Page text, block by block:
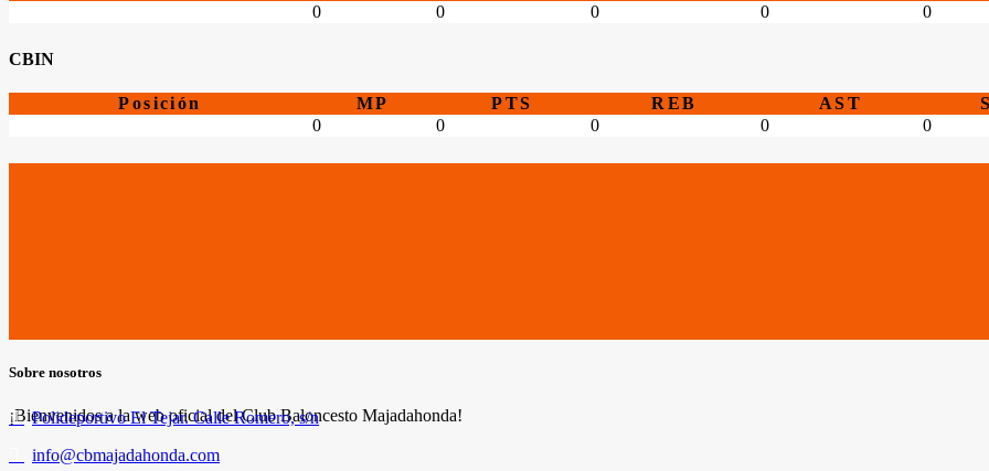
0
0 0 0 0
CBIN
Posición MP PTS REB AST
0
0 0 0 0
Sobre nosotros
¡Bienvenidos a la web oficial del Club Baloncesto Majadahonda!
Polideportivo El Tejar. Calle Romero, s/n
info@cbmajadahonda.com